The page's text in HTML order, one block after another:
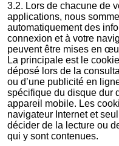
3.2. Lors de chacune de
applications, nous
automatiquement des
connexion et à votre
peuvent être mises en
La principale est le
déposé lors de la
ou d’une publicité en
spécifique du disque dur
appareil mobile. Les
navigateur Internet et
décider de la lecture ou
qui y sont contenues.